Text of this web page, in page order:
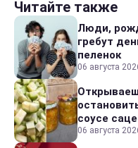
Читайте также
Люди,
гребут
пеленок
06 августа
соусе
06 августа